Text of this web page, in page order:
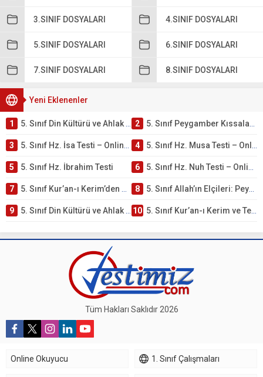
3.SINIF DOSYALARI 4.SINIF DOSYALARI
5.SINIF DOSYALARI 6.SINIF DOSYALARI
7.SINIF DOSYALARI 8.SINIF DOSYALARI
Yeni Eklenenler
1 5. Sınıf Din Kültürü ve Ahlak Bilgisi 4. Ünite: Peygamber Kıssaları Çalışmaları 2 5. Sınıf Peygamber Kıssaları Ünite Testi – Online Çöz
3 5. Sınıf Hz. İsa Testi – Online Çöz 4 5. Sınıf Hz. Musa Testi – Online Çöz
5 5. Sınıf Hz. İbrahim Testi 6 5. Sınıf Hz. Nuh Testi – Online Çöz
7 5. Sınıf Kur’an-ı Kerim’den Öğütler – Peygamber Kıssaları Testi – Online Çöz 8 5. Sınıf Allah’ın Elçileri: Peygamberler Testi – Online Çöz
9 5. Sınıf Din Kültürü ve Ahlak Bilgisi 3. Ünite: Kur’an-ı Kerim Çalışmaları 10 5. Sınıf Kur’an-ı Kerim ve Temel Özellikleri Testi – Online Çöz
Tüm Hakları Saklıdır 2026
Online Okuyucu 1. Sınıf Çalışmaları